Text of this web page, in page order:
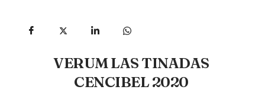
VERUM LAS TINADAS
CENCIBEL 2020